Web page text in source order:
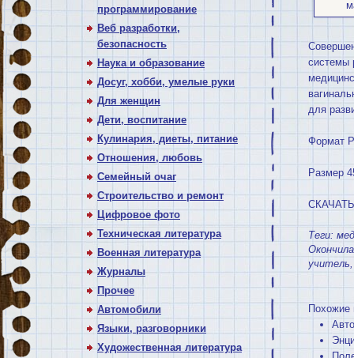
программирование
Веб разработки,
безопасность
Наука и образование
Досуг, хобби, умелые руки
Для женщин
Дети, воспитание
Кулинария, диеты, питание
Отношения, любовь
Семейный очаг
Строительство и ремонт
Цифровое фото
Техническая литература
Военная литература
Журналы
Прочее
Автомобили
Языки, разговорники
Художественная литература
системы
для
Формат
Размер
СКАЧАТЬ
Теги:
Окончила
учитель
Похожие